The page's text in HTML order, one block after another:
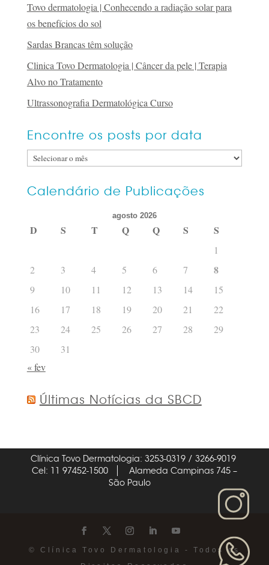
Tovo dermatologia | Conhecendo a radiação solar para
os benefícios do sol
Sardas Brancas têm solução
Clinica Tovo Dermatologia | Câncer da pele | Terapia
Alvo no Tratamento
Ultrassonografia Dermatológica Curso
Encontre os posts por data
Encontre
posts
Calendário de Publicações
agosto 2026
D S T Q Q S S
1
2
3 4 5 6 7 8
9 10 11 12 13 14
15
16
17 18 19 20 21
22
23
24 25 26 27 28
29
30
31
« fev
Últimas Notícias da SBCD
Clínica Tovo Dermatologia: 3253-0319 / 3266-9019
Cel: 11 97452-1500
Alameda Campinas 745 –
São Paulo
© Clínica Tovo Dermatologia - Todos os